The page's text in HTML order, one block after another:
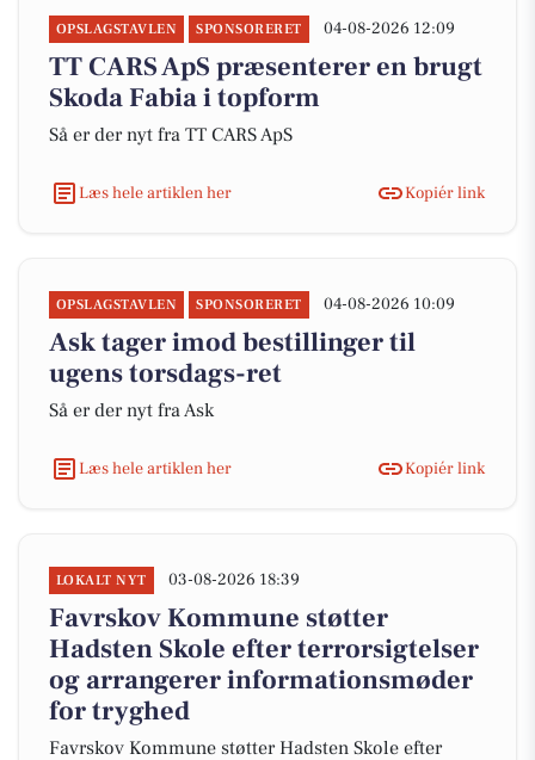
OPSLAGSTAVLEN SPONSORERET 04-08-2026 12:09
TT CARS ApS præsenterer en brugt
Skoda Fabia i topform
Så er der nyt fra TT CARS ApS
Læs hele artiklen her Kopiér link
OPSLAGSTAVLEN SPONSORERET 04-08-2026 10:09
Ask tager imod bestillinger til
ugens torsdags-ret
Så er der nyt fra Ask
Læs hele artiklen her Kopiér link
LOKALT NYT 03-08-2026 18:39
Favrskov Kommune støtter
Hadsten Skole efter terrorsigtelser
og arrangerer informationsmøder
for tryghed
Favrskov Kommune støtter Hadsten Skole efter